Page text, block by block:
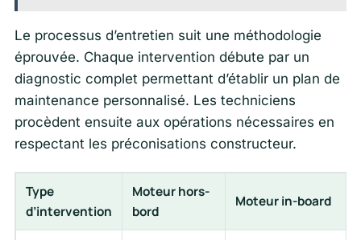
Le processus d’entretien suit une méthodologie
éprouvée. Chaque intervention débute par un
diagnostic complet permettant d’établir un plan de
maintenance personnalisé. Les techniciens
procèdent ensuite aux opérations nécessaires en
respectant les préconisations constructeur.
Type
d’intervention
Moteur hors-
bord
Moteur in-board